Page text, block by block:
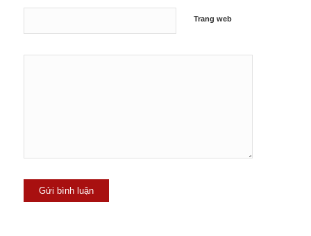
Trang web